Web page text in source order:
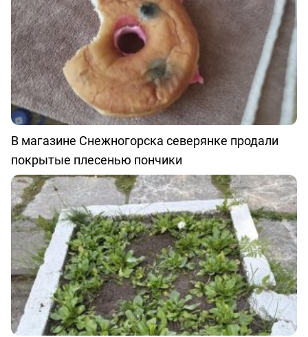
В магазине Снежногорска северянке продали
покрытые плесенью пончики